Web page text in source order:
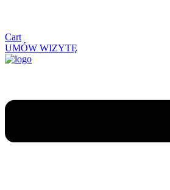
Cart
UMÓW WIZYTĘ